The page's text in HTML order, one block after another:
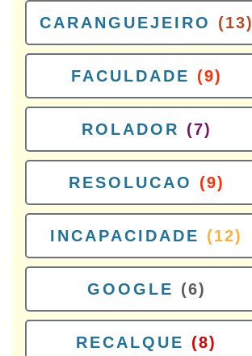
CARANGUEJEIRO (13)
FACULDADE (9)
ROLADOR (7)
RESOLUCAO (9)
INCAPACIDADE (12)
GOOGLE (6)
RECALQUE (8)